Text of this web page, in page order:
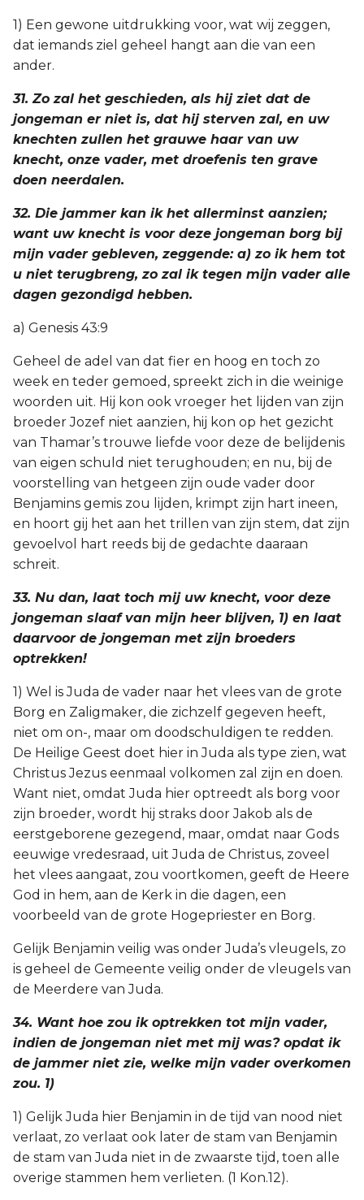
1) Een gewone uitdrukking voor, wat wij zeggen,
dat iemands ziel geheel hangt aan die van een
ander.
31. Zo zal het geschieden, als hij ziet dat de
jongeman er niet is, dat hij sterven zal, en uw
knechten zullen het grauwe haar van uw
knecht, onze vader, met droefenis ten grave
doen neerdalen.
32. Die jammer kan ik het allerminst aanzien;
want uw knecht is voor deze jongeman borg bij
mijn vader gebleven, zeggende: a) zo ik hem tot
u niet terugbreng, zo zal ik tegen mijn vader alle
dagen gezondigd hebben.
a) Genesis 43:9
Geheel de adel van dat fier en hoog en toch zo
week en teder gemoed, spreekt zich in die weinige
woorden uit. Hij kon ook vroeger het lijden van zijn
broeder Jozef niet aanzien, hij kon op het gezicht
van Thamar’s trouwe liefde voor deze de belijdenis
van eigen schuld niet terughouden; en nu, bij de
voorstelling van hetgeen zijn oude vader door
Benjamins gemis zou lijden, krimpt zijn hart ineen,
en hoort gij het aan het trillen van zijn stem, dat zijn
gevoelvol hart reeds bij de gedachte daaraan
schreit.
33. Nu dan, laat toch mij uw knecht, voor deze
jongeman slaaf van mijn heer blijven, 1) en laat
daarvoor de jongeman met zijn broeders
optrekken!
1) Wel is Juda de vader naar het vlees van de grote
Borg en Zaligmaker, die zichzelf gegeven heeft,
niet om on-, maar om doodschuldigen te redden.
De Heilige Geest doet hier in Juda als type zien, wat
Christus Jezus eenmaal volkomen zal zijn en doen.
Want niet, omdat Juda hier optreedt als borg voor
zijn broeder, wordt hij straks door Jakob als de
eerstgeborene gezegend, maar, omdat naar Gods
eeuwige vredesraad, uit Juda de Christus, zoveel
het vlees aangaat, zou voortkomen, geeft de Heere
God in hem, aan de Kerk in die dagen, een
voorbeeld van de grote Hogepriester en Borg.
Gelijk Benjamin veilig was onder Juda’s vleugels, zo
is geheel de Gemeente veilig onder de vleugels van
de Meerdere van Juda.
34. Want hoe zou ik optrekken tot mijn vader,
indien de jongeman niet met mij was? opdat ik
de jammer niet zie, welke mijn vader overkomen
zou. 1)
1) Gelijk Juda hier Benjamin in de tijd van nood niet
verlaat, zo verlaat ook later de stam van Benjamin
de stam van Juda niet in de zwaarste tijd, toen alle
overige stammen hem verlieten. (1 Kon.12).